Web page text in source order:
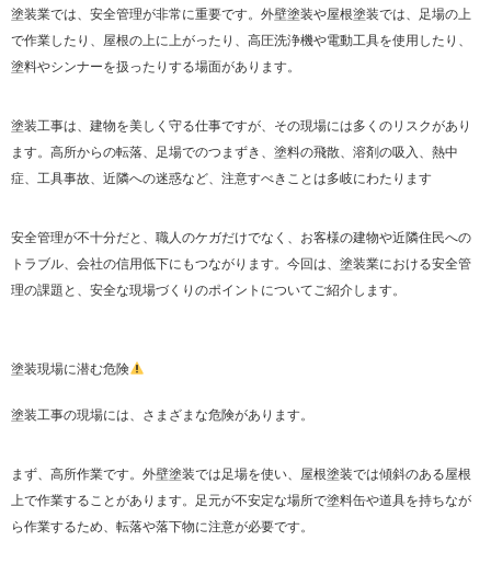
塗装業では、安全管理が非常に重要です。外壁塗装や屋根塗装では、足場の上
で作業したり、屋根の上に上がったり、高圧洗浄機や電動工具を使用したり、
塗料やシンナーを扱ったりする場面があります。
塗装工事は、建物を美しく守る仕事ですが、その現場には多くのリスクがあり
ます。高所からの転落、足場でのつまずき、塗料の飛散、溶剤の吸入、熱中
症、工具事故、近隣への迷惑など、注意すべきことは多岐にわたります
安全管理が不十分だと、職人のケガだけでなく、お客様の建物や近隣住民への
トラブル、会社の信用低下にもつながります。今回は、塗装業における安全管
理の課題と、安全な現場づくりのポイントについてご紹介します。
塗装現場に潜む危険
塗装工事の現場には、さまざまな危険があります。
まず、高所作業です。外壁塗装では足場を使い、屋根塗装では傾斜のある屋根
上で作業することがあります。足元が不安定な場所で塗料缶や道具を持ちなが
ら作業するため、転落や落下物に注意が必要です。